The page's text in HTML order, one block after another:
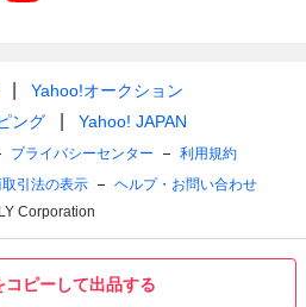
コピーして出品する
Yahoo!オークション
ング
Yahoo! JAPAN
プライバシーセンター
利用規約
引法の表示
ヘルプ・お問い合わせ
Corporation